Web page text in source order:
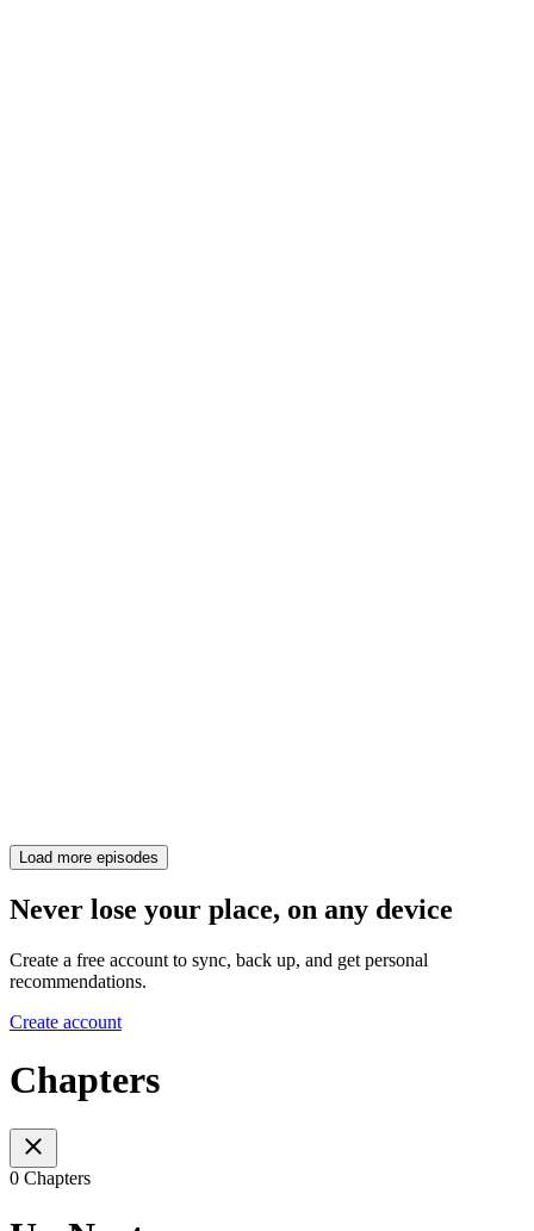
Load more episodes
Never lose your place, on any device
Create a free account to sync, back up, and get personal
recommendations.
Create account
Chapters
0 Chapters